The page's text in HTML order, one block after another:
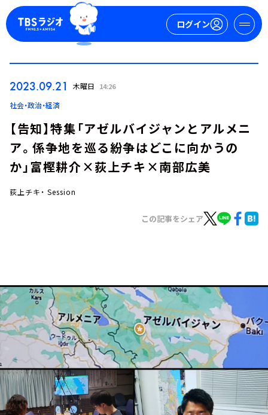
ログイン
イベント・グッズ
YouTube
会社情報
2023.09.21 木曜日 14:26
社会・政治・経済
【告知】特集「アゼルバイジャンとアルメニ
ア。係争地を巡る紛争はどこに向かうの
か」富樫耕介×荻上チキ×南部広美
荻上チキ・ Session
この記事をシェア